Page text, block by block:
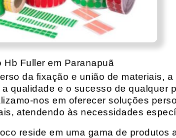
Hb Fuller em Paranapuã
da fixação e união de materiais,
qualidade e o sucesso de qualquer
nos em oferecer soluções
atendendo às necessidades
reside em uma gama de